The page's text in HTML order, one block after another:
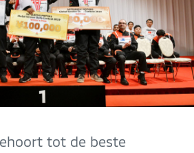
tot de beste